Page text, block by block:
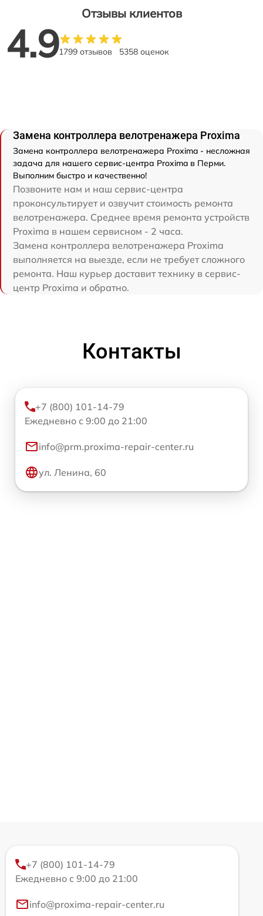
Отзывы клиентов
4.91799 отзывов 5358 оценок
Замена контроллера велотренажера Proxima
Замена контроллера велотренажера Proxima - несложная
задача для нашего сервис-центра Proxima в Перми.
Выполним быстро и качественно!
Позвоните нам и наш сервис-центра
проконсультирует и озвучит стоимость ремонта
велотренажера. Среднее время ремонта устройств
Proxima в нашем сервисном - 2 часа.
Замена контроллера велотренажера Proxima
выполняется на выезде, если не требует сложного
ремонта. Наш курьер доставит технику в сервис-
центр Proxima и обратно.
Контакты
+7 (800) 101-14-79
Ежедневно с 9:00 до 21:00
info@prm.proxima-repair-center.ru
ул. Ленина, 60
+7 (800) 101-14-79
Ежедневно с 9:00 до 21:00
info@proxima-repair-center.ru